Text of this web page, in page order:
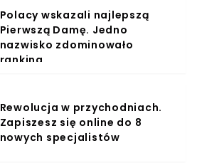
Polacy wskazali najlepszą
Pierwszą Damę. Jedno
nazwisko zdominowało
ranking
Rewolucja w przychodniach.
Zapiszesz się online do 8
nowych specjalistów